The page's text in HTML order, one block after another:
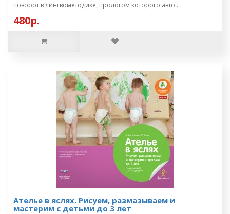
поворот в лингвометодике, прологом которого авто..
480р.
Ателье в яслях. Рисуем, размазываем и
мастерим с детьми до 3 лет